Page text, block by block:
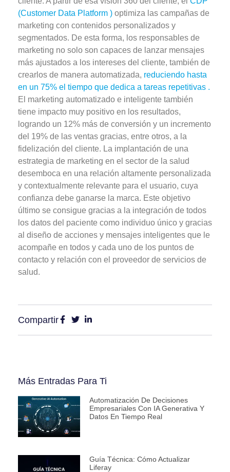
(Customer Data Platform ) optimiza las campañas de
marketing con contenidos personalizados y
segmentados. De esta forma, los responsables de
marketing no solo son capaces de lanzar mensajes
más ajustados a los intereses del cliente, también de
crearlos de manera automatizada, reduciendo hasta
en un 75% el tiempo que dedica a tareas repetitivas .
El marketing automatizado e inteligente también
tiene impacto muy positivo en los resultados,
logrando un 12% más de conversión y un incremento
del 19% de las ventas gracias, entre otros, a la
fidelización del cliente. La implantación de una
estrategia de marketing en el sector de la salud
desemboca en una relación altamente personalizada
y contextualmente relevante para el usuario, cuya
confianza debe ganarse la marca. Este objetivo
último se consigue gracias a la integración de todos
los datos del paciente como individuo único y gracias
al diseño de acciones y mensajes inteligentes que le
acompañe en todos y cada uno de los puntos de
contacto y relación con el proveedor de servicios de
salud.
Compartir
Más Entradas Para Ti
Automatización De Decisiones
Empresariales Con IA Generativa Y
Datos En Tiempo Real
Guía Técnica: Cómo Actualizar
Liferay